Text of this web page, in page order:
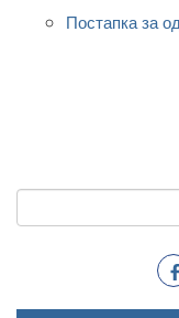
Постапка за
Search
Пребарување